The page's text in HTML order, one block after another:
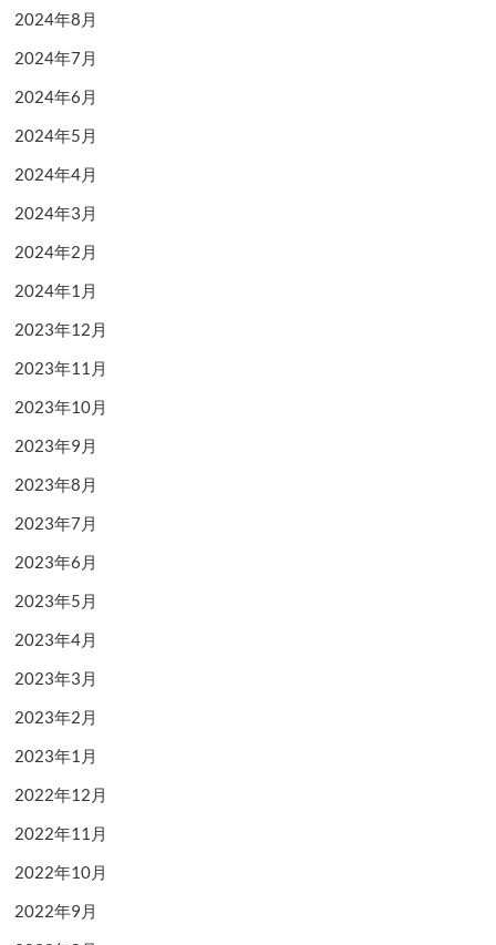
2024年8月
2024年7月
2024年6月
2024年5月
2024年4月
2024年3月
2024年2月
2024年1月
2023年12月
2023年11月
2023年10月
2023年9月
2023年8月
2023年7月
2023年6月
2023年5月
2023年4月
2023年3月
2023年2月
2023年1月
2022年12月
2022年11月
2022年10月
2022年9月